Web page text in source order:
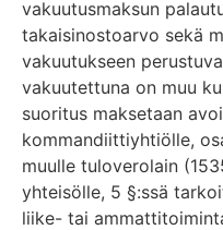
vakuutusmaksun
takaisinostoarvo sekä
vakuutukseen
vakuutettuna on muu
suoritus maksetaan
kommandiittiyhtiölle,
muulle tuloverolain
yhteisölle, 5 §:ssä
liike- tai